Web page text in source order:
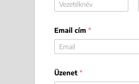
Email cím *
Üzenet *